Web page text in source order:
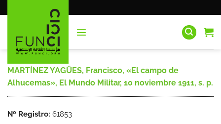
al
MARTÍNEZ YAGÜES, Francisco, «El campo de
Alhucemas», El Mundo Militar, 10 noviembre 1911, s. p.
Nº Registro: 61853